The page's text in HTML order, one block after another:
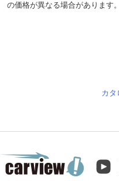
の価格が異なる場合があります
カタ